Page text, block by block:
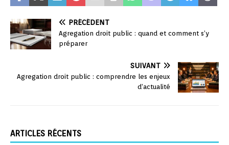
PRÉCÉDENT
Agregation droit public : quand et comment s’y
préparer
SUIVANT
Agregation droit public : comprendre les enjeux
d’actualité
ARTICLES RÉCENTS